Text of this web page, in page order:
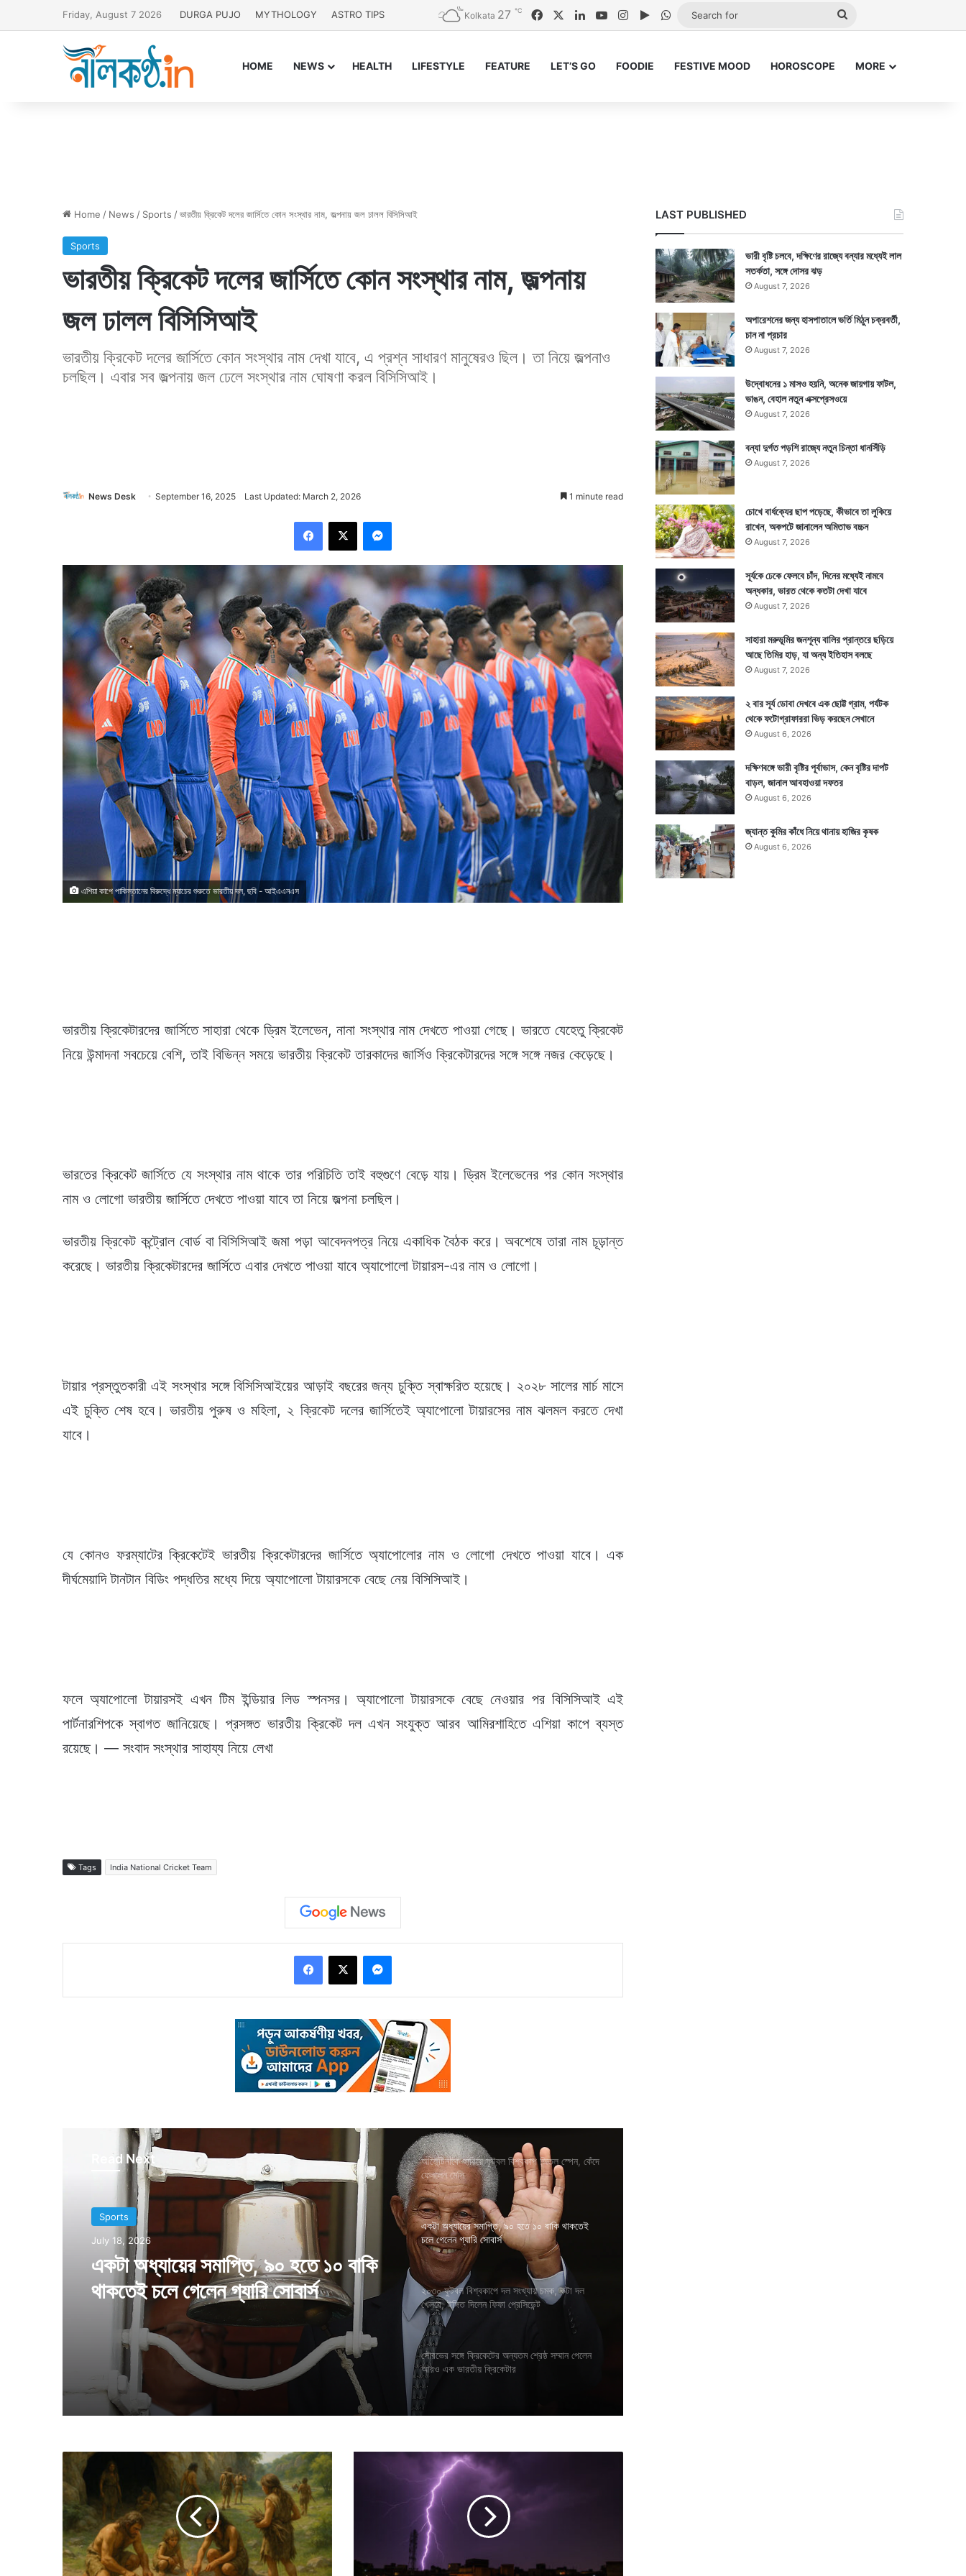
Friday, August 7 2026 DURGA PUJO MYTHOLOGY ASTRO TIPS Kolkata 27 ℃ FacebookLinkedInYouTubeInstagram
Google Play
WhatsApp
HOME NEWS HEALTH LIFESTYLE FEATURE LET’S GO FOODIE FESTIVE MOOD HOROSCOPE MORE
Home / News / Sports /ভারতীয় ক্রিকেট দলের জার্সিতে কোন সংস্থার নাম, জল্পনায় জল ঢালল বিসিসিআই
Sports
ভারতীয় ক্রিকেট দলের জার্সিতে কোন সংস্থার নাম, জল্পনায়
জল ঢালল বিসিসিআই
ভারতীয় ক্রিকেট দলের জার্সিতে কোন সংস্থার নাম দেখা যাবে, এ প্রশ্ন সাধারণ মানুষেরও ছিল। তা নিয়ে জল্পনাও
চলছিল। এবার সব জল্পনায় জল ঢেলে সংস্থার নাম ঘোষণা করল বিসিসিআই।
News Desk September 16, 2025 Last Updated: March 2, 2026 1 minute read
এশিয়া কাপে পাকিস্তানের বিরুদ্ধে ম্যাচের শুরুতে ভারতীয় দল, ছবি - আইএএনএস
ভারতীয় ক্রিকেটারদের জার্সিতে সাহারা থেকে ড্রিম ইলেভেন, নানা সংস্থার নাম দেখতে পাওয়া গেছে। ভারতে যেহেতু ক্রিকেট
নিয়ে উন্মাদনা সবচেয়ে বেশি, তাই বিভিন্ন সময়ে ভারতীয় ক্রিকেট তারকাদের জার্সিও ক্রিকেটারদের সঙ্গে সঙ্গে নজর কেড়েছে।
ভারতের ক্রিকেট জার্সিতে যে সংস্থার নাম থাকে তার পরিচিতি তাই বহুগুণে বেড়ে যায়। ড্রিম ইলেভেনের পর কোন সংস্থার
নাম ও লোগো ভারতীয় জার্সিতে দেখতে পাওয়া যাবে তা নিয়ে জল্পনা চলছিল।
ভারতীয় ক্রিকেট কন্ট্রোল বোর্ড বা বিসিসিআই জমা পড়া আবেদনপত্র নিয়ে একাধিক বৈঠক করে। অবশেষে তারা নাম চূড়ান্ত
করেছে। ভারতীয় ক্রিকেটারদের জার্সিতে এবার দেখতে পাওয়া যাবে অ্যাপোলো টায়ারস-এর নাম ও লোগো।
টায়ার প্রস্তুতকারী এই সংস্থার সঙ্গে বিসিসিআইয়ের আড়াই বছরের জন্য চুক্তি স্বাক্ষরিত হয়েছে। ২০২৮ সালের মার্চ মাসে
এই চুক্তি শেষ হবে। ভারতীয় পুরুষ ও মহিলা, ২ ক্রিকেট দলের জার্সিতেই অ্যাপোলো টায়ারসের নাম ঝলমল করতে দেখা
যাবে।
যে কোনও ফরম্যাটের ক্রিকেটেই ভারতীয় ক্রিকেটারদের জার্সিতে অ্যাপোলোর নাম ও লোগো দেখতে পাওয়া যাবে। এক
দীর্ঘমেয়াদি টানটান বিডিং পদ্ধতির মধ্যে দিয়ে অ্যাপোলো টায়ারসকে বেছে নেয় বিসিসিআই।
ফলে অ্যাপোলো টায়ারসই এখন টিম ইন্ডিয়ার লিড স্পনসর। অ্যাপোলো টায়ারসকে বেছে নেওয়ার পর বিসিসিআই এই
পার্টনারশিপকে স্বাগত জানিয়েছে। প্রসঙ্গত ভারতীয় ক্রিকেট দল এখন সংযুক্ত আরব আমিরশাহিতে এশিয়া কাপে ব্যস্ত
রয়েছে। — সংবাদ সংস্থার সাহায্য নিয়ে লেখা
Tags India National Cricket Team
Read Next
Sports
July 12, 2026
২০৩০ ফুটবল বিশ্বকাপে দল সংখ্যায় চমক,
কটা দল খেলবে, ইঙ্গিত দিলেন ফিফা
প্রেসিডেন্ট
আর্জেন্টিনাকে হারিয়ে ফুটবল বিশ্বকাপ জিতল স্পেন, কেঁদে
ফেললেন মেসি
একটা অধ্যায়ের সমাপ্তি, ৯০ হতে ১০ বাকি থাকতেই
চলে গেলেন গ্যারি সোবার্স
২০৩০ ফুটবল বিশ্বকাপে দল সংখ্যায় চমক, কটা দল
খেলবে, ইঙ্গিত দিলেন ফিফা প্রেসিডেন্ট
সৌরভের সঙ্গে ক্রিকেটের অন্যতম শ্রেষ্ঠ সম্মান পেলেন
আরও এক ভারতীয় ক্রিকেটার
আ
ম
মা
নু
ষ
স
ম্প
ন্যা
LAST PUBLISHED
ভারী বৃষ্টি চলবে, দক্ষিণের রাজ্যে বন্যার মধ্যেই লাল
সতর্কতা, সঙ্গে দোসর ঝড়
August 7, 2026
অপারেশনের জন্য হাসপাতালে ভর্তি মিঠুন চক্রবর্তী,
চান না প্রচার
August 7, 2026
উদ্বোধনের ১ মাসও হয়নি, অনেক জায়গায় ফাটল,
ভাঙন, বেহাল নতুন এক্সপ্রেসওয়ে
August 7, 2026
বন্যা দুর্গত পড়শি রাজ্যে নতুন চিন্তা ধানসিঁড়ি
August 7, 2026
চোখে বার্ধক্যের ছাপ পড়েছে, কীভাবে তা লুকিয়ে
রাখেন, অকপটে জানালেন অমিতাভ বচ্চন
August 7, 2026
সূর্যকে ঢেকে ফেলবে চাঁদ, দিনের মধ্যেই নামবে
অন্ধকার, ভারত থেকে কতটা দেখা যাবে
August 7, 2026
সাহারা মরুভূমির জনশূন্য বালির প্রান্তরে ছড়িয়ে
আছে তিমির হাড়, যা অন্য ইতিহাস বলছে
August 7, 2026
২ বার সূর্য ডোবা দেখবে এক ছোট্ট গ্রাম, পর্যটক
থেকে ফটোগ্রাফাররা ভিড় করছেন সেখানে
August 6, 2026
দক্ষিণবঙ্গে ভারী বৃষ্টির পূর্বাভাস, কেন বৃষ্টির দাপট
বাড়ল, জানাল আবহাওয়া দফতর
August 6, 2026
জ্যান্ত কুমির কাঁধে নিয়ে থানায় হাজির কৃষক
August 6, 2026